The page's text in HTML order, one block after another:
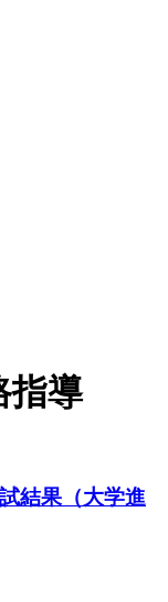
指導
結果（大学進